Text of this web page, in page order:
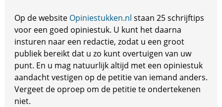
Op de website Opiniestukken.nl staan 25 schrijftips
voor een goed opiniestuk. U kunt het daarna
insturen naar een redactie, zodat u een groot
publiek bereikt dat u zo kunt overtuigen van uw
punt. En u mag natuurlijk altijd met een opiniestuk
aandacht vestigen op de petitie van iemand anders.
Vergeet de oproep om de petitie te ondertekenen
niet.